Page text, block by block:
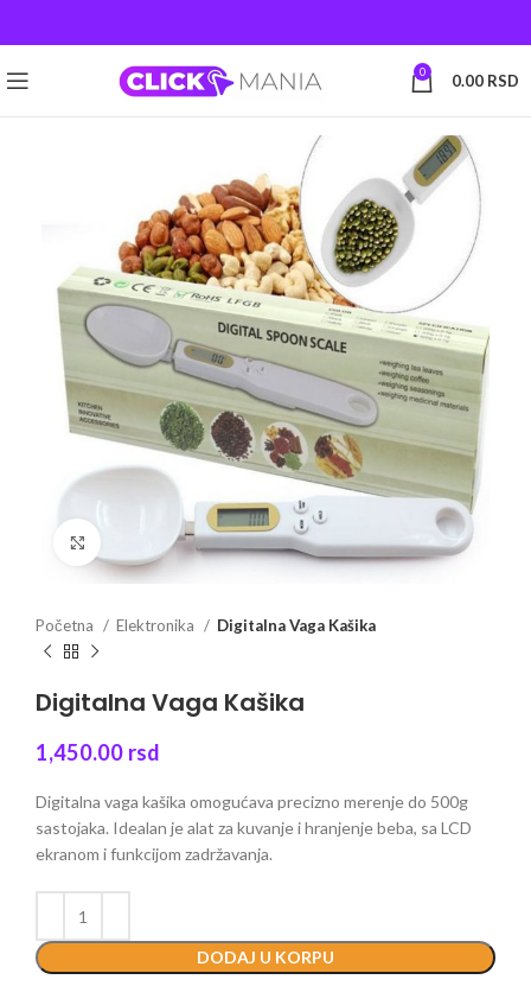
0 0.00 RSD
Click to enlarge
Početna Elektronika Digitalna Vaga Kašika
Digitalna Vaga Kašika
1,450.00 rsd
Digitalna vaga kašika omogućava precizno merenje do 500g
sastojaka. Idealan je alat za kuvanje i hranjenje beba, sa LCD
ekranom i funkcijom zadržavanja.
DODAJ U KORPU